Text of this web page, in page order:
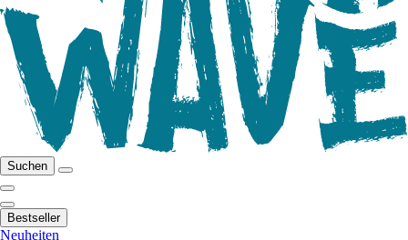
Suchen
Bestseller
Neuheiten